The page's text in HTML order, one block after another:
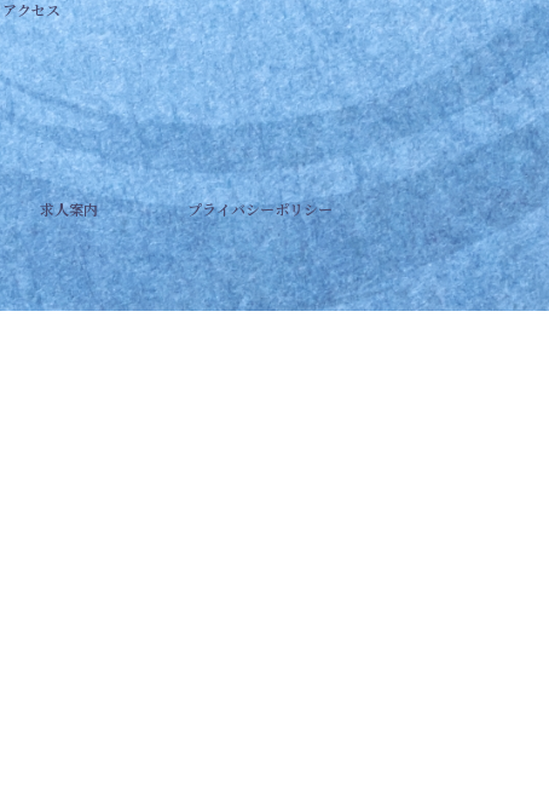
アクセス
求人案内 プライバシーポリシー